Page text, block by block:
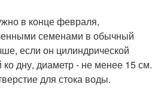
в конце февраля,
семенами в обычный
если он цилиндрической
дну, диаметр - не менее 15 см.
для стока воды.